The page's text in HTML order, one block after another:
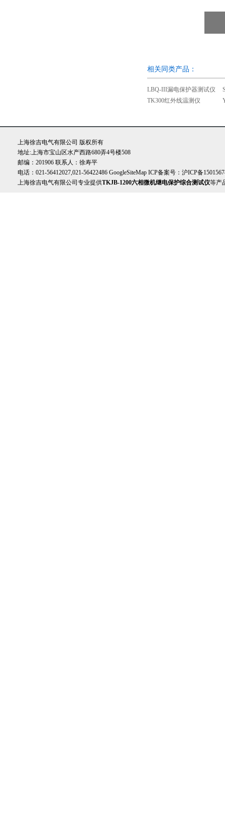
相关同类产品：
LBQ-III漏电保护器测试仪
TK300红外线温测仪
上海徐吉电气有限公司 版权所有
地址:上海市宝山区水产西路680弄4号楼508
邮编：201906 联系人：徐寿平
电话：021-56412027,021-56422486 GoogleSiteMap ICP备案号： 沪ICP备
上海徐吉电气有限公司专业提供TKJB-1200六相微机继电保护综合测试仪等产